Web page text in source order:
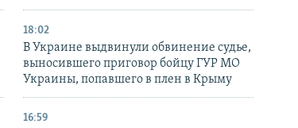
18:02
В Украине выдвинули обвинение судье,
выносившего приговор бойцу ГУР МО
Украины, попавшего в плен в Крыму
16:59